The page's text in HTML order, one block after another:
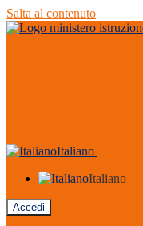
Salta al contenuto
Italiano
Italiano
Accedi